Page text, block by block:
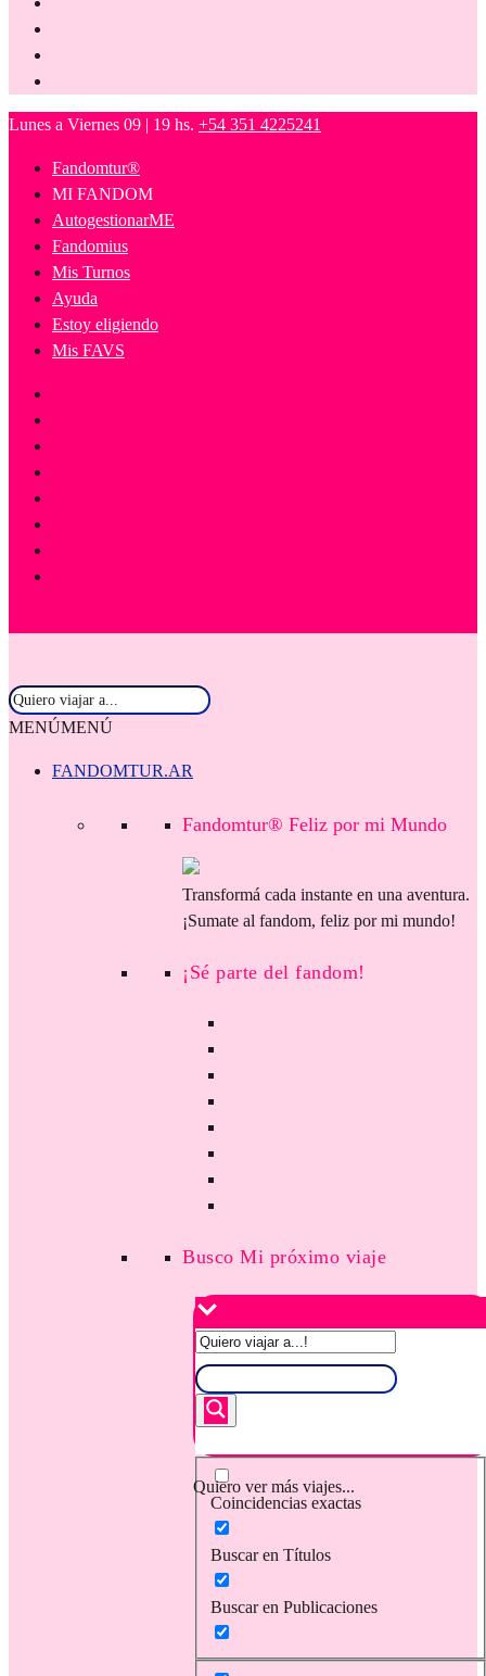
Lunes a Viernes 09 | 19 hs. +54 351 4225241
Fandomtur®
MI FANDOM
AutogestionarME
Fandomius
Mis Turnos
Ayuda
Estoy eligiendo
Mis FAVS
MENÚMENÚ
FANDOMTUR.AR
Fandomtur® Feliz por mi Mundo
Transformá cada instante en una aventura.
¡Sumate al fandom, feliz por mi mundo!
¡Sé parte del fandom!
Busco Mi próximo viaje
Quiero ver más viajes...
Coincidencias exactas
Buscar en Títulos
Buscar en Publicaciones